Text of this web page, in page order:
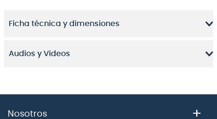
Ficha técnica y dimensiones
Audios y Videos
Nosotros +